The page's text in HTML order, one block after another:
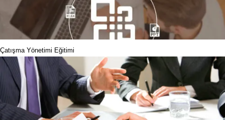
Çatışma Yönetimi Eğitimi